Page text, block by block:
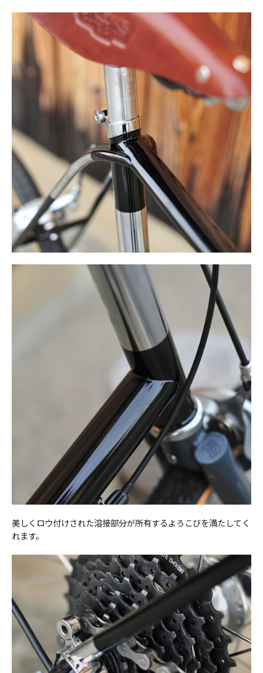
美しくロウ付けされた溶接部分が所有するよろこびを満たしてく
れます。